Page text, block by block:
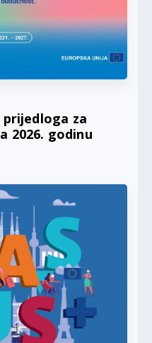
prijedloga za
2026. godinu